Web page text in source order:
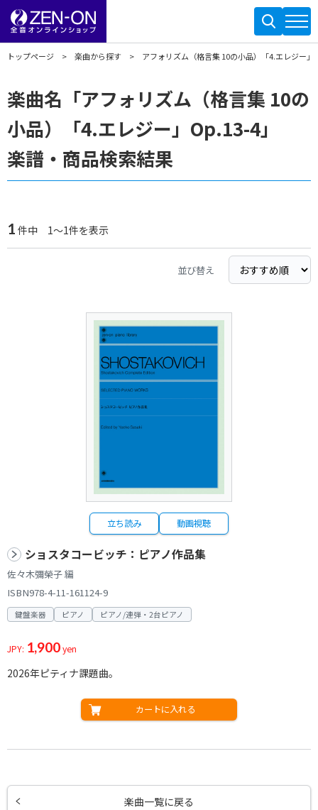
トップページ 楽曲から探す アフォリズム（格言集 10の小品）「4.エレジー」
楽曲名「アフォリズム（格言集 10の
小品）「4.エレジー」Op.13-4」
楽譜・商品検索結果
1 件中 1～1件を表示
並び替え
立ち読み 動画視聴
ショスタコービッチ：ピアノ作品集
佐々木彌榮子 編
ISBN978-4-11-161124-9
鍵盤楽器 ピアノ ピアノ/連弾・2台ピアノ
JPY: 1,900yen
2026年ピティナ課題曲。
カートに入れる
楽曲一覧に戻る